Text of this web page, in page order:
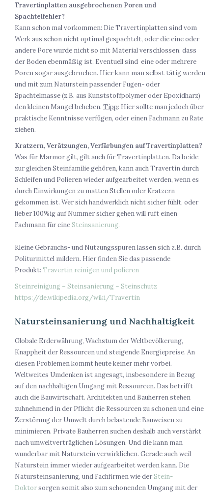
Travertinplatten ausgebrochenen Poren und
Spachtelfehler?
Kann schon mal vorkommen: Die Travertinplatten sind vom
Werk aus schon nicht optimal gespachtelt, oder die eine oder
andere Pore wurde nicht so mit Material verschlossen, dass
der Boden ebenmäßig ist. Eventuell sind eine oder mehrere
Poren sogar ausgebrochen. Hier kann man selbst tätig werden
und mit zum Naturstein passender Fugen- oder
Spachtelmasse (z.B. aus Kunststoffpolymer oder Epoxidharz)
den kleinen Mangel beheben. Tipp: Hier sollte man jedoch über
praktische Kenntnisse verfügen, oder einen Fachmann zu Rate
ziehen.
Kratzern, Verätzungen, Verfärbungen auf Travertinplatten?
Was für Marmor gilt, gilt auch für Travertinplatten. Da beide
zur gleichen Steinfamilie gehören, kann auch Travertin durch
Schleifen und Polieren wieder aufgearbeitet werden, wenn es
durch Einwirkungen zu matten Stellen oder Kratzern
gekommen ist. Wer sich handwerklich nicht sicher fühlt, oder
lieber 100%ig auf Nummer sicher gehen will ruft einen
Fachmann für eineSteinsanierung.
Kleine Gebrauchs- und Nutzungsspuren lassen sich z.B. durch
Politurmittel mildern. Hier finden Sie das passende
Produkt: Travertin reinigen und polieren
Steinreinigung – Steinsanierung – Steinschutz
https://de.wikipedia.org/wiki/Travertin
Natursteinsanierung und Nachhaltigkeit
Globale Erderwährung, Wachstum der Weltbevölkerung,
Knappheit der Ressourcen und steigende Energiepreise. An
diesen Problemen kommt heute keiner mehr vorbei.
Weltweites Umdenken ist angesagt, insbesondere in Bezug
auf den nachhaltigen Umgang mit Ressourcen. Das betrifft
auch die Bauwirtschaft. Architekten und Bauherren stehen
zuhnehmend in der Pflicht die Ressourcen zu schonen und eine
Zerstörung der Umwelt durch belastende Bauweisen zu
minimieren. Private Bauherren suchen deshalb auch verstärkt
nach umweltverträglichen Lösungen. Und die kann man
wunderbar mit Naturstein verwirklichen. Gerade auch weil
Naturstein immer wieder aufgearbeitet werden kann. Die
Natursteinsanierung, und Fachfirmen wie derStein-
Doktorsorgen somit also zum schonenden Umgang mit der